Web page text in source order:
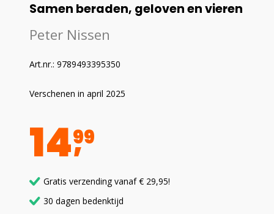
Samen beraden, geloven en vieren
Peter Nissen
Art.nr.: 9789493395350
Verschenen in april 2025
1499
Gratis verzending vanaf € 29,95!
30 dagen bedenktijd